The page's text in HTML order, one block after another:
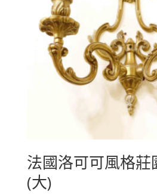
法國洛可可風格莊
(大)